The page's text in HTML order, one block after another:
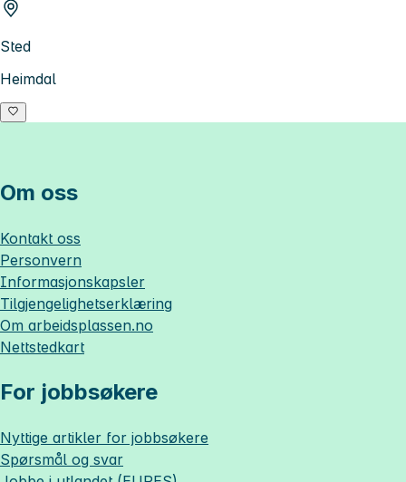
Sted
Heimdal
Om oss
Kontakt oss
Personvern
Informasjonskapsler
Tilgjengelighetserklæring
Om arbeidsplassen.no
Nettstedkart
For jobbsøkere
Nyttige artikler for jobbsøkere
Spørsmål og svar